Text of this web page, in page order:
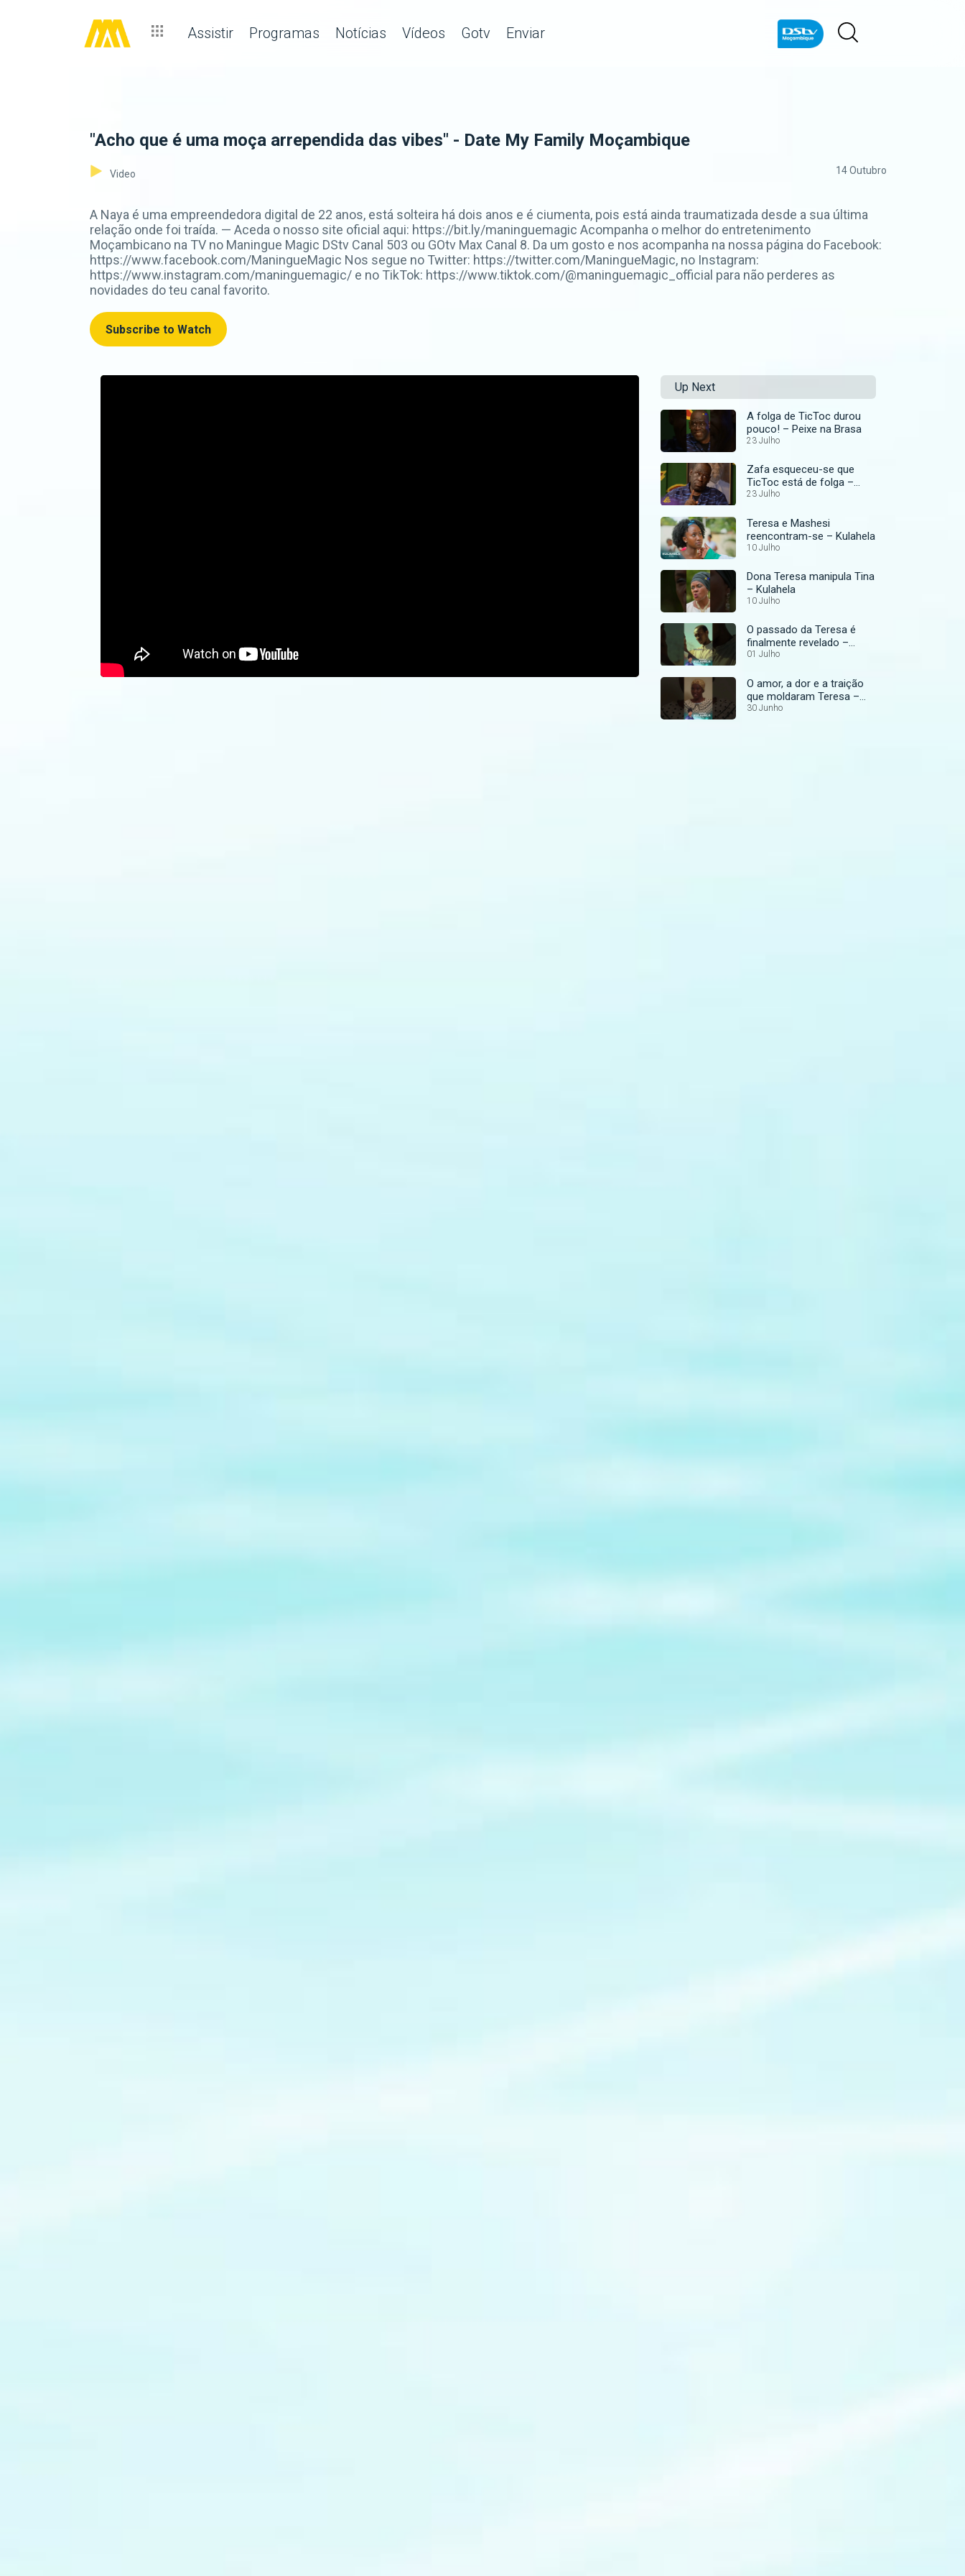
Assistir Programas Notícias Vídeos Gotv Enviar
"Acho que é uma moça arrependida das vibes" - Date My Family Moçambique
Video 14 Outubro
A Naya é uma empreendedora digital de 22 anos, está solteira há dois anos e é ciumenta, pois está ainda traumatizada desde a sua última
relação onde foi traída. — Aceda o nosso site oficial aqui: https://bit.ly/maninguemagic Acompanha o melhor do entretenimento
Moçambicano na TV no Maningue Magic DStv Canal 503 ou GOtv Max Canal 8. Da um gosto e nos acompanha na nossa página do Facebook:
https://www.facebook.com/ManingueMagic Nos segue no Twitter: https://twitter.com/ManingueMagic, no Instagram:
https://www.instagram.com/maninguemagic/ e no TikTok: https://www.tiktok.com/@maninguemagic_official para não perderes as
novidades do teu canal favorito.
Subscribe to Watch
Up Next
A folga de TicToc durou
pouco! – Peixe na Brasa
23 Julho
Zafa esqueceu-se que
TicToc está de folga –
Peixe na Brasa
23 Julho
Teresa e Mashesi
reencontram-se – Kulahela
10 Julho
Dona Teresa manipula Tina
– Kulahela
10 Julho
O passado da Teresa é
finalmente revelado –
Kulahela
01 Julho
O amor, a dor e a traição
que moldaram Teresa –
Kulahela
30 Junho